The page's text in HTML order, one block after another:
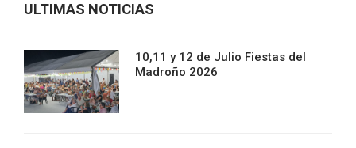
ULTIMAS NOTICIAS
10,11 y 12 de Julio Fiestas del
Madroño 2026